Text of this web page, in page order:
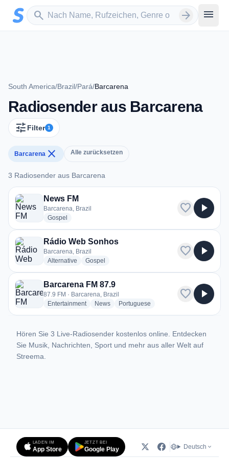
Zum Hauptinhalt springen
search
Sender suchen arrow_forward menu
South America/Brazil/Pará/Barcarena
Radiosender aus Barcarena
tune Filter 1
Barcarena close Alle zurücksetzen
3 Radiosender aus Barcarena
3 Radiosender aus Barcarena
News FM
Barcarena, Brazil
Gospel
favorite play_arrow
Rádio Web Sonhos
Barcarena, Brazil
Alternative radio stations
Gospel
favorite play_arrow
Barcarena FM 87.9
87.9 FM · Barcarena, Brazil
Entertainmentradio stations
Newsradio stations
Portuguese
favorite play_arrow
Hören Sie 3 Live-Radiosender kostenlos online. Entdecken
Sie Musik, Nachrichten, Sport und mehr aus aller Welt auf
Streema.
LADEN IM
App Store
JETZT BEI
Google Play Deutsch